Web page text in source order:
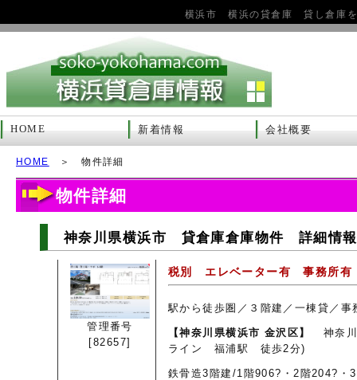
横浜市 横浜の貸倉庫 貸し倉庫
HOME 新着情報 会社概要
HOME ＞ 物件詳細
物件詳細
神奈川県横浜市 貸倉庫倉庫物件 詳細情
管理番号
[82657]
税別 エレベーター有 事務所
駅から徒歩圏／３階建／一棟貸／事
【神奈川県横浜市 金沢区】
神奈
ライン 福浦駅 徒歩2分)
鉄骨造3階建/1階906?・2階204?